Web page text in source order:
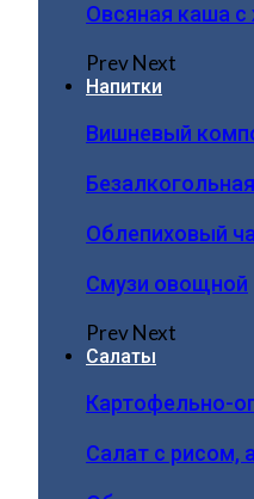
Овсяная каша
PrevNext
Напитки
Вишневый
Облепиховый
Смузи овощной
PrevNext
Салаты
Картофельно-
Салат с рисом,